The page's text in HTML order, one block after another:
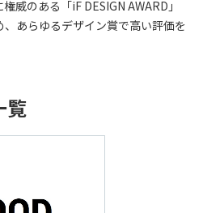
威のある「iF DESIGN AWARD」
、あらゆるデザイン賞で高い評価を
覧